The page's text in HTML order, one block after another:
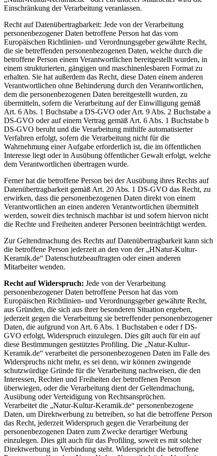
Einschränkung der Verarbeitung veranlassen.
Recht auf Datenübertragbarkeit: Jede von der Verarbeitung
personenbezogener Daten betroffene Person hat das vom
Europäischen Richtlinien- und Verordnungsgeber gewährte Recht,
die sie betreffenden personenbezogenen Daten, welche durch die
betroffene Person einem Verantwortlichen bereitgestellt wurden, in
einem strukturierten, gängigen und maschinenlesbaren Format zu
erhalten. Sie hat außerdem das Recht, diese Daten einem anderen
Verantwortlichen ohne Behinderung durch den Verantwortlichen,
dem die personenbezogenen Daten bereitgestellt wurden, zu
übermitteln, sofern die Verarbeitung auf der Einwilligung gemäß
Art. 6 Abs. 1 Buchstabe a DS-GVO oder Art. 9 Abs. 2 Buchstabe a
DS-GVO oder auf einem Vertrag gemäß Art. 6 Abs. 1 Buchstabe b
DS-GVO beruht und die Verarbeitung mithilfe automatisierter
Verfahren erfolgt, sofern die Verarbeitung nicht für die
Wahrnehmung einer Aufgabe erforderlich ist, die im öffentlichen
Interesse liegt oder in Ausübung öffentlicher Gewalt erfolgt, welche
dem Verantwortlichen übertragen wurde.
Ferner hat die betroffene Person bei der Ausübung ihres Rechts auf
Datenübertragbarkeit gemäß Art. 20 Abs. 1 DS-GVO das Recht, zu
erwirken, dass die personenbezogenen Daten direkt von einem
Verantwortlichen an einen anderen Verantwortlichen übermittelt
werden, soweit dies technisch machbar ist und sofern hiervon nicht
die Rechte und Freiheiten anderer Personen beeinträchtigt werden.
Zur Geltendmachung des Rechts auf Datenübertragbarkeit kann sich
die betroffene Person jederzeit an den von der „HNatur-Kultur-
Keramik.de“ Datenschutzbeauftragten oder einen anderen
Mitarbeiter wenden.
Recht auf Widerspruch: Jede von der Verarbeitung
personenbezogener Daten betroffene Person hat das vom
Europäischen Richtlinien- und Verordnungsgeber gewährte Recht,
aus Gründen, die sich aus ihrer besonderen Situation ergeben,
jederzeit gegen die Verarbeitung sie betreffender personenbezogener
Daten, die aufgrund von Art. 6 Abs. 1 Buchstaben e oder f DS-
GVO erfolgt, Widerspruch einzulegen. Dies gilt auch für ein auf
diese Bestimmungen gestütztes Profiling. Die „Natur-Kultur-
Keramik.de“ verarbeitet die personenbezogenen Daten im Falle des
Widerspruchs nicht mehr, es sei denn, wir können zwingende
schutzwürdige Gründe für die Verarbeitung nachweisen, die den
Interessen, Rechten und Freiheiten der betroffenen Person
überwiegen, oder die Verarbeitung dient der Geltendmachung,
Ausübung oder Verteidigung von Rechtsansprüchen.
Verarbeitet die „Natur-Kultur-Keramik.de“ personenbezogene
Daten, um Direktwerbung zu betreiben, so hat die betroffene Person
das Recht, jederzeit Widerspruch gegen die Verarbeitung der
personenbezogenen Daten zum Zwecke derartiger Werbung
einzulegen. Dies gilt auch für das Profiling, soweit es mit solcher
Direktwerbung in Verbindung steht. Widerspricht die betroffene